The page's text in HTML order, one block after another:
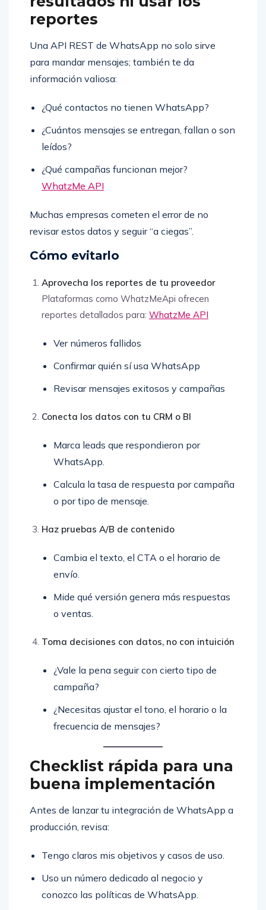
reportes
Una API REST de WhatsApp no solo sirve
para mandar mensajes; también te da
información valiosa:
¿Qué contactos no tienen WhatsApp?
¿Cuántos mensajes se entregan, fallan o son
leídos?
¿Qué campañas funcionan mejor?
WhatzMe API
Muchas empresas cometen el error de no
revisar estos datos y seguir “a ciegas”.
Cómo evitarlo
Aprovecha los reportes de tu proveedor
Plataformas como WhatzMeApi ofrecen
reportes detallados para: WhatzMe API
Ver números fallidos
Confirmar quién sí usa WhatsApp
Revisar mensajes exitosos y campañas
Conecta los datos con tu CRM o BI
Marca leads que respondieron por
WhatsApp.
Calcula la tasa de respuesta por campaña
o por tipo de mensaje.
Haz pruebas A/B de contenido
Cambia el texto, el CTA o el horario de
envío.
Mide qué versión genera más respuestas
o ventas.
Toma decisiones con datos, no con intuición
¿Vale la pena seguir con cierto tipo de
campaña?
¿Necesitas ajustar el tono, el horario o la
frecuencia de mensajes?
Checklist rápida para una
buena implementación
Antes de lanzar tu integración de WhatsApp a
producción, revisa:
Tengo claros mis objetivos y casos de uso.
Uso un número dedicado al negocio y
conozco las políticas de WhatsApp.